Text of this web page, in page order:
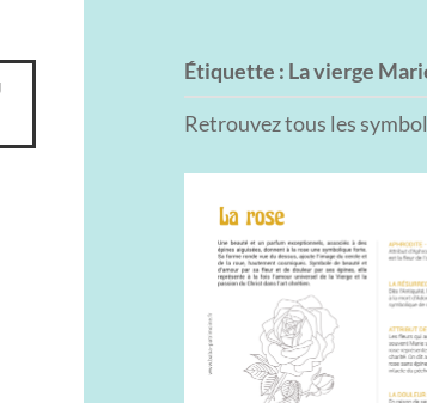
Étiquette : La vierge
Retrouvez tous les